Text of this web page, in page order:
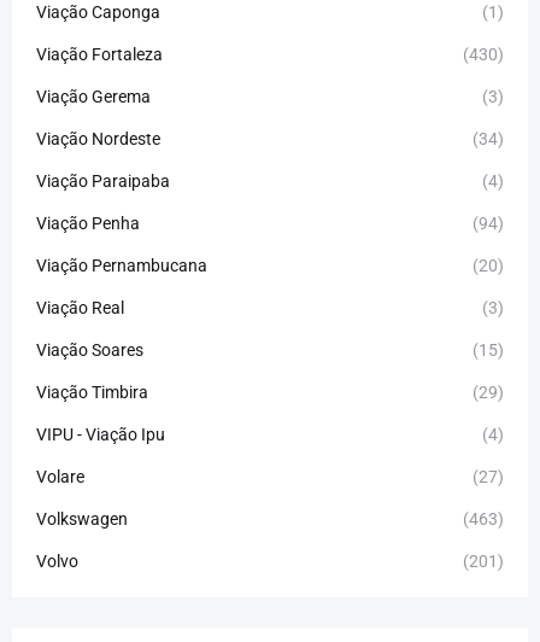
Viação Caponga (1)
Viação Fortaleza (430)
Viação Gerema (3)
Viação Nordeste (34)
Viação Paraipaba (4)
Viação Penha (94)
Viação Pernambucana (20)
Viação Real (3)
Viação Soares (15)
Viação Timbira (29)
VIPU - Viação Ipu (4)
Volare (27)
Volkswagen (463)
Volvo (201)